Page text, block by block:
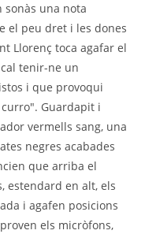
una nota
el peu dret i les dones
Llorenç toca agafar el
tenir-ne un
i que provoqui
Guardapit i
vermells sang, una
negres acabades
que arriba el
estendard en alt, els
i agafen posicions
els micròfons,